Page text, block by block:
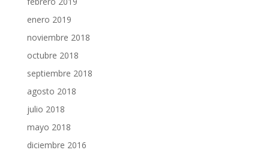
enero 2019
noviembre 2018
octubre 2018
septiembre 2018
agosto 2018
julio 2018
mayo 2018
diciembre 2016